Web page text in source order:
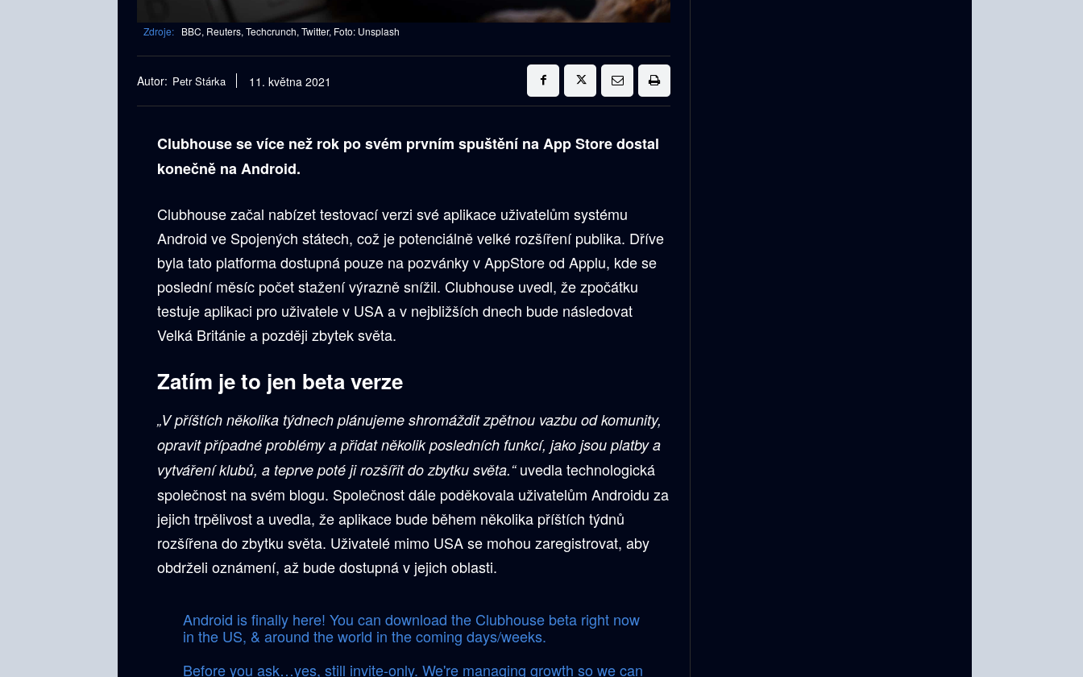
Zdroje: BBC, Reuters, Techcrunch, Twitter, Foto: Unsplash
Autor: Petr Stárka 11. května 2021
Clubhouse se více než rok po svém prvním spuštění na App Store dostal
konečně na Android.
Clubhouse začal nabízet testovací verzi své aplikace uživatelům systému
Android ve Spojených státech, což je potenciálně velké rozšíření publika. Dříve
byla tato platforma dostupná pouze na pozvánky v AppStore od Applu, kde se
poslední měsíc počet stažení výrazně snížil. Clubhouse uvedl, že zpočátku
testuje aplikaci pro uživatele v USA a v nejbližších dnech bude následovat
Velká Británie a později zbytek světa.
Zatím je to jen beta verze
„V příštích několika týdnech plánujeme shromáždit zpětnou vazbu od komunity,
opravit případné problémy a přidat několik posledních funkcí, jako jsou platby a
vytváření klubů, a teprve poté ji rozšířit do zbytku světa.“uvedla technologická
společnost na svém blogu. Společnost dále poděkovala uživatelům Androidu za
jejich trpělivost a uvedla, že aplikace bude během několika příštích týdnů
rozšířena do zbytku světa. Uživatelé mimo USA se mohou zaregistrovat, aby
obdrželi oznámení, až bude dostupná v jejich oblasti.
Android is finally here! You can download the Clubhouse beta right now
in the US, & around the world in the coming days/weeks.
Before you ask…yes, still invite-only. We're managing growth so we can